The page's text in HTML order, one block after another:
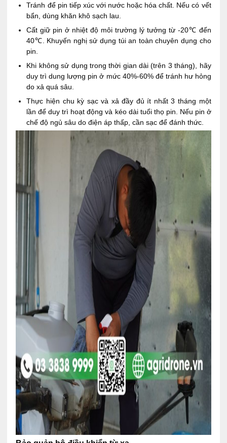
Tránh để pin tiếp xúc với nước hoặc hóa chất. Nếu có vết
bẩn, dùng khăn khô sạch lau.
Cất giữ pin ở nhiệt độ môi trường lý tưởng từ -20℃ đến
40℃. Khuyến nghị sử dụng túi an toàn chuyên dụng cho
pin.
Khi không sử dụng trong thời gian dài (trên 3 tháng), hãy
duy trì dung lượng pin ở mức 40%-60% để tránh hư hỏng
do xả quá sâu.
Thực hiện chu kỳ sạc và xả đầy đủ ít nhất 3 tháng một
lần để duy trì hoạt động và kéo dài tuổi thọ pin. Nếu pin ở
chế độ ngủ sâu do điện áp thấp, cần sạc để đánh thức.